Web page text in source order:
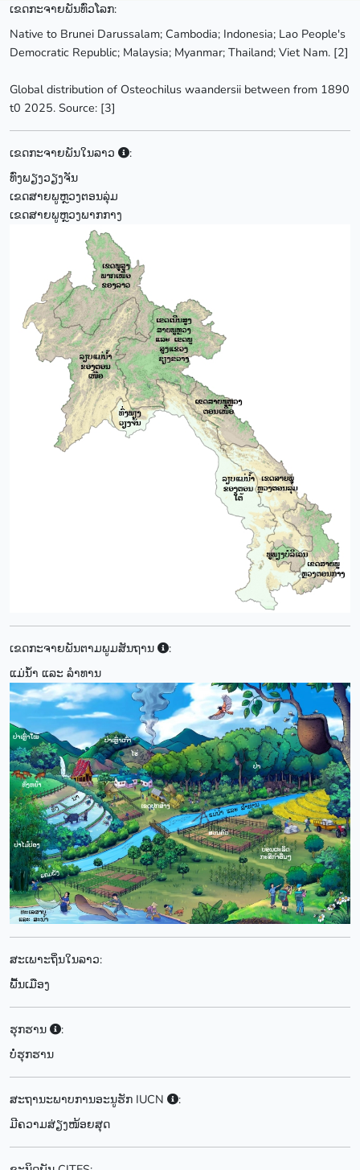
ເຂດກະຈາຍພັນທົ່ວໂລກ:
Native to Brunei Darussalam; Cambodia; Indonesia; Lao People's
Democratic Republic; Malaysia; Myanmar; Thailand; Viet Nam. [2]
Global distribution of Osteochilus waandersii between from 1890
t0 2025. Source: [3]
ເຂດກະຈາຍພັນໃນລາວ
:
ທົ່ງພຽງວຽງຈັນ
ເຂດສາຍພູຫຼວງຕອນລຸ່ມ
ເຂດສາຍພູຫຼວງພາກກາງ
ເຂດກະຈາຍພັນຕາມພູມສັນຖານ
:
ແມ່ນ້ຳ ແລະ ລຳທານ
ສະເພາະຖິ່ນໃນລາວ:
ພື້ນເມືອງ
ຮຸກຮານ
:
ບໍ່ຮຸກຮານ
ສະຖານະພາບການອະນູຮັກ IUCN
:
ມີຄວາມສ່ຽງໜ້ອຍສຸດ